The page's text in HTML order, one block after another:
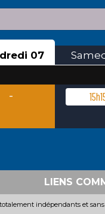
07
-
LIENS
indépendants et